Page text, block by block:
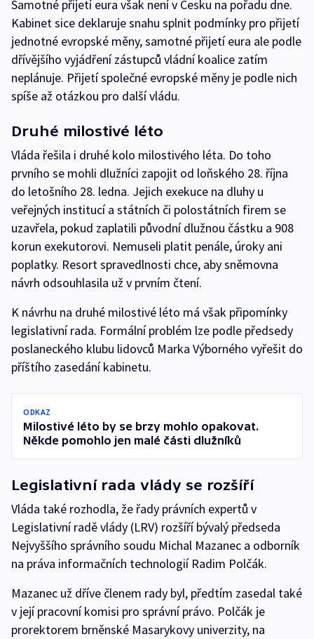
Samotné přijetí eura však není v Česku na pořadu dne.
Kabinet sice deklaruje snahu splnit podmínky pro přijetí
jednotné evropské měny, samotné přijetí eura ale podle
dřívějšího vyjádření zástupců vládní koalice zatím
neplánuje. Přijetí společné evropské měny je podle nich
spíše až otázkou pro další vládu.
Druhé milostivé léto
Vláda řešila i druhé kolo milostivého léta. Do toho
prvního se mohli dlužníci zapojit od loňského 28. října
do letošního 28. ledna. Jejich exekuce na dluhy u
veřejných institucí a státních či polostátních firem se
uzavřela, pokud zaplatili původní dlužnou částku a 908
korun exekutorovi. Nemuseli platit penále, úroky ani
poplatky. Resort spravedlnosti chce, aby sněmovna
návrh odsouhlasila už v prvním čtení.
K návrhu na druhé milostivé léto má však připomínky
legislativní rada. Formální problém lze podle předsedy
poslaneckého klubu lidovců Marka Výborného vyřešit do
příštího zasedání kabinetu.
ODKAZ
Milostivé léto by se brzy mohlo opakovat.
Někde pomohlo jen malé části dlužníků
Legislativní rada vlády se rozšíří
Vláda také rozhodla, že řady právních expertů v
Legislativní radě vlády (LRV) rozšíří bývalý předseda
Nejvyššího správního soudu Michal Mazanec a odborník
na práva informačních technologií Radim Polčák.
Mazanec už dříve členem rady byl, předtím zasedal také
v její pracovní komisi pro správní právo. Polčák je
prorektorem brněnské Masarykovy univerzity, na